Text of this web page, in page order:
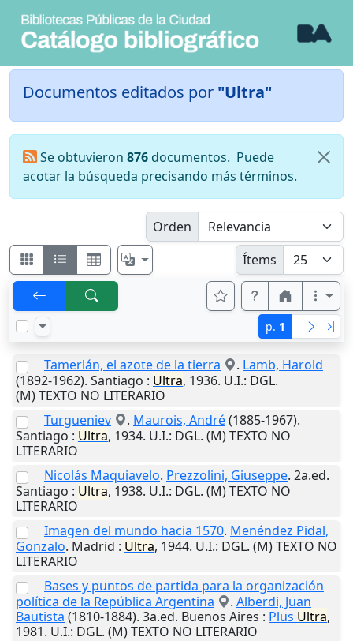
Documentos editados por "Ultra"
Se obtuvieron 876documentos. Puede
acotar la búsqueda precisando más términos.
Orden
Ítems
p. 1
Tamerlán, el azote de la tierra . Lamb, Harold
(1892-1962). Santiago : Ultra, 1936. U.I.: DGL.
(M) TEXTO NO LITERARIO
Turgueniev
. Maurois, André(1885-1967).
Santiago : Ultra, 1934. U.I.: DGL. (M) TEXTO NO
LITERARIO
Nicolás Maquiavelo. Prezzolini, Giuseppe. 2a.ed.
Santiago : Ultra, 1938. U.I.: DGL. (M) TEXTO NO
LITERARIO
Imagen del mundo hacia 1570. Menéndez Pidal,
Gonzalo. Madrid : Ultra, 1944. U.I.: DGL. (M) TEXTO NO
LITERARIO
Bases y puntos de partida para la organización
política de la República Argentina
. Alberdi, Juan
Bautista (1810-1884). 3a.ed. Buenos Aires : Plus Ultra,
1981. U.I.: DGL. (M) TEXTO NO LITERARIO